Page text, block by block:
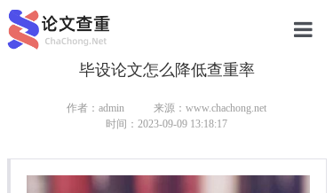
毕设论文怎么降低查重率
作者：admin
来源：www.chachong.net
时间：2023-09-09 13:18:17